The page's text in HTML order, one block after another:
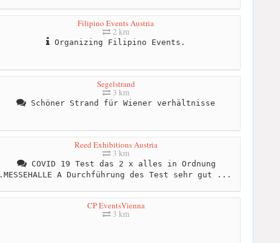
Filipino Events Austria
2 km
Organizing Filipino Events.
Segelstrand
3 km
Schöner Strand für Wiener verhältnisse
Reed Exhibitions Austria
3 km
COVID 19 Test das 2 x alles in Ordnung
.MESSEHALLE A Durchführung des Test sehr gut ...
CP EventsVienna
3 km